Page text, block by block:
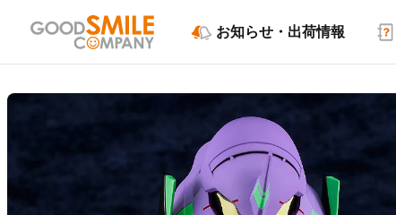
お知らせ・出荷情報